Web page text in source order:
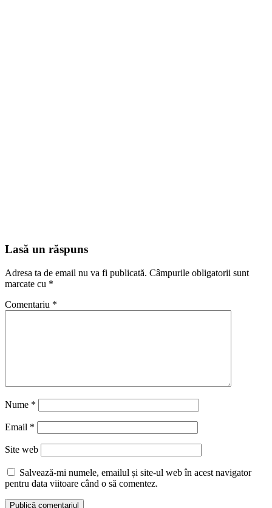
Lasă un răspuns
Adresa ta de email nu va fi publicată. Câmpurile obligatorii sunt
marcate cu *
Comentariu *
Nume *
Email *
Site web
Salvează-mi numele, emailul și site-ul web în acest navigator
pentru data viitoare când o să comentez.